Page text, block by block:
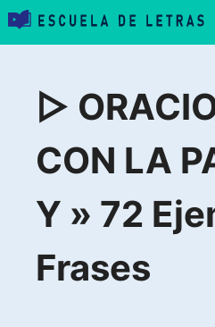
Saltar
contenido
▷
CON LA
Y » 72
Frases